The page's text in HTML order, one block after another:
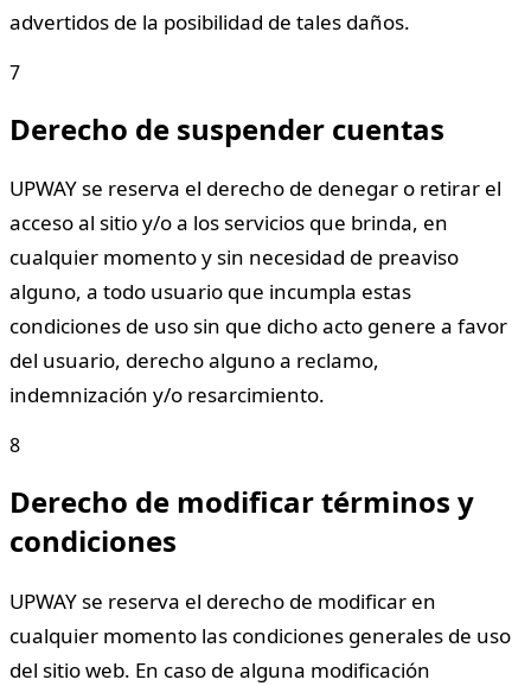
advertidos de la posibilidad de tales daños.
7
Derecho de suspender cuentas
UPWAY se reserva el derecho de denegar o retirar el
acceso al sitio y/o a los servicios que brinda, en
cualquier momento y sin necesidad de preaviso
alguno, a todo usuario que incumpla estas
condiciones de uso sin que dicho acto genere a favor
del usuario, derecho alguno a reclamo,
indemnización y/o resarcimiento.
8
Derecho de modificar términos y
condiciones
UPWAY se reserva el derecho de modificar en
cualquier momento las condiciones generales de uso
del sitio web. En caso de alguna modificación